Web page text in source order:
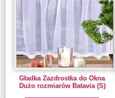
Gładka Zazdrostka do Okna
Dużo rozmiarów Batavia (S)